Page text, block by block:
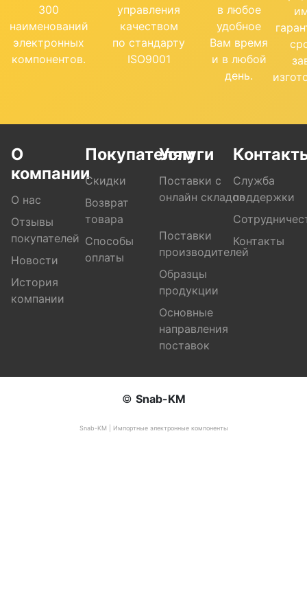
300
наименований
электронных
компонентов.
управления
качеством
по стандарту
ISO9001
в любое
удобное
Вам время
и в любой
день.
О
компании
О нас
Отзывы
покупателей
Новости
История
компании
Покупателям
Скидки
Возврат
товара
Способы
оплаты
Услуги
Поставки с
онлайн складов
Поставки
производителей
Образцы
продукции
Основные
направления
поставок
Служба
поддержки
Контакты
© Snab-KM
Snab-KM | Импортные электронные компоненты